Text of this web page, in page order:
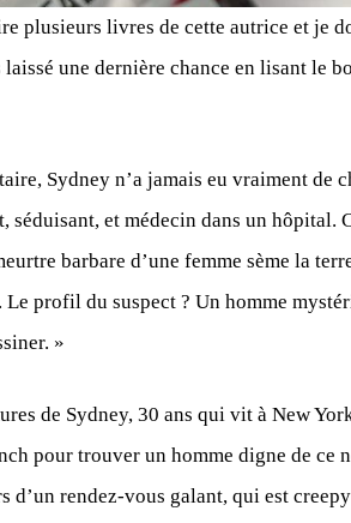
plusieurs livres de cette autrice et je
une dernière chance en lisant le
Sydney n’a jamais eu vraiment de
séduisant, et médecin dans un hôpital.
barbare d’une femme sème la
Le profil du suspect ? Un homme
»
de Sydney, 30 ans qui vit à New
pour trouver un homme digne de ce
d’un rendez-vous galant, qui est